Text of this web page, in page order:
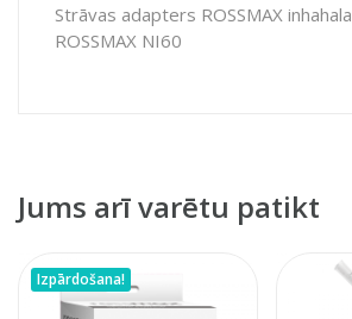
Strāvas adapters ROSSMAX
ROSSMAX NI60
Jums arī varētu patikt
Izpārdošana!